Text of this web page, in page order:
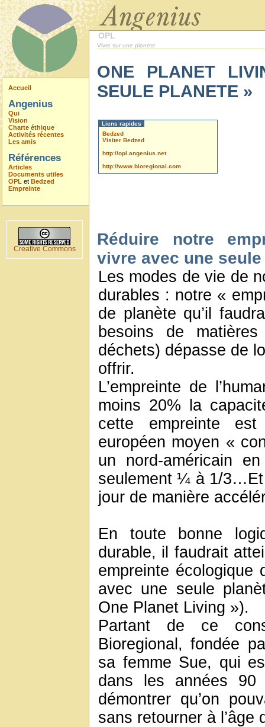
Accueil
Angenius
Qui
Vision
Charte éthique
Activités récentes
Les amis
Références
Articles
Documents utiles
OPL et Bedzed
Empreinte
Creative Commons
OPL
Vivre sur une planète
ONE PLANET
SEULE PLANETE »
Liens rapides
Bedzed
Visiter Bedzed
http://opl.angenius.net
http://www.bioregional.com
Réduire notre
vivre avec une
Les modes de vie de
durables : notre «
de planète qu’il
besoins de
déchets) dépasse de
offrir.
L’empreinte de
moins 20% la
cette empreinte
européen moyen «
un nord-américain
seulement ¼ à 1/3…Et
jour de manière
En toute bonne
durable, il faudrait
empreinte
avec une seule
One Planet Living »).
Partant de ce
Bioregional, fondée
sa femme Sue, qui
dans les années
démontrer qu’on
sans retourner à l’âge